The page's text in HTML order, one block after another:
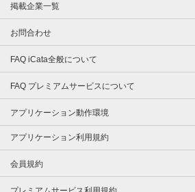
掲載企業一覧
お問合わせ
FAQ iCata全般について
FAQ プレミアムサービスについて
アプリケーション動作環境
アプリケーション利用規約
会員規約